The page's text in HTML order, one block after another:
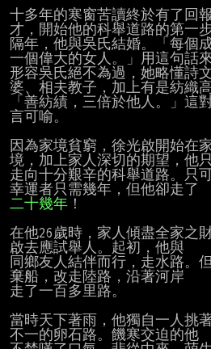
十多年的寒窗苦讀終於有了回
才，開始他的科舉道路的第一步
隔年，他與吳氏結婚。「每個
一個偉大的女人。」用這句話
形容吳氏絕不為過，她略懂詩
婆、相夫教子，加上有是紡織
「善紡績，三倍於他人。」這
言可喻。
因為家境貧窮，徐光啟開始在
境，加上家人深切的期望，他
走向十分艱辛的科舉道路。只可
二十幾年 ！
在他26歲時，家人傾盡全家之
啟去應試舉人。起初，他與
同鄉友人結伴而行，走水路。
棄船，改走陸路，沿著河岸
走了一百多里路。
當時天下著雨，他獨自一人挑
不一的卵石路。饑寒交迫的他